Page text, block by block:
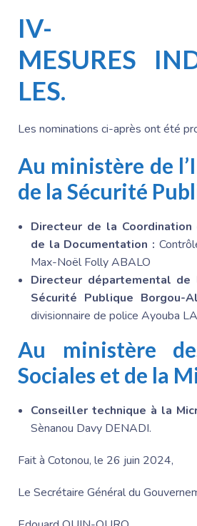
IV-
MESURES
LES.
Les nominations ci-après ont été
Au ministère de
de la Sécurité
Directeur de la Coordination
de la Documentation :
Max-Noël Folly ABALO
Directeur départemental de
Sécurité Publique Borgou-
divisionnaire de police Ayouba
Au ministère
Sociales et de la
Conseiller technique à la
Sènanou Davy DENADI.
Fait à Cotonou, le 26 juin 2024,
Le Secrétaire Général du